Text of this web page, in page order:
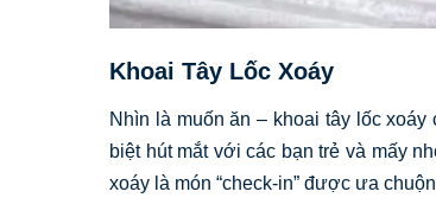
Khoai Tây Lốc Xoáy
Nhìn là muốn ăn – khoai tây lốc
biệt hút mắt với các bạn trẻ và mấy
xoáy là món “check-in” được ưa